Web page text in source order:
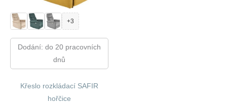
+3
Dodání: do 20 pracovních
dnů
Křeslo rozkládací SAFIR
hořčice